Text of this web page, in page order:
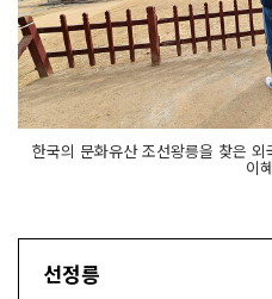
한국의 문화유산 조선왕릉을 찾은
이
선정릉